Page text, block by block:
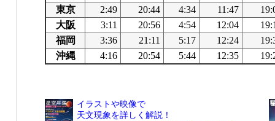
東京
2:49 20:44 4:34 11:47
大阪
3:11 20:56 4:54 12:04
福岡
3:36 21:11 5:17 12:24
沖縄
4:16 20:54 5:44 12:35
イラストや映像で
天文現象を詳しく解説！